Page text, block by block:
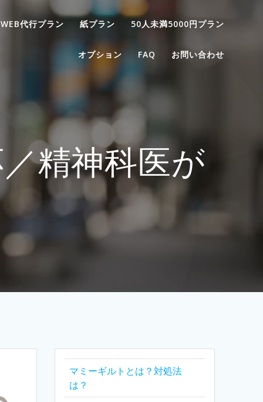
WEB代行プラン 紙プラン 50人未満5000円プラン
オプション FAQ お問い合わせ
精神科医が
マミーギルトとは？対処法
は？